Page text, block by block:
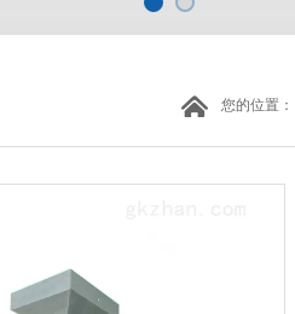
您的位置：